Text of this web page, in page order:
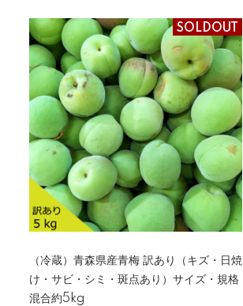
SOLDOUT
（冷蔵）青森県産青梅 訳あり（キズ・日焼
け・サビ・シミ・斑点あり）サイズ・規格
混合約5kg